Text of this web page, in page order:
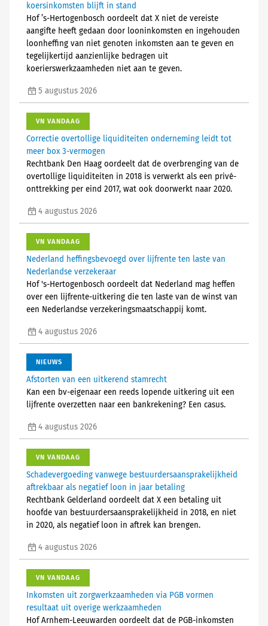
koersinkomsten blijft in stand
Hof ’s-Hertogenbosch oordeelt dat X niet de vereiste
aangifte heeft gedaan door looninkomsten en ingehouden
loonheffing van niet genoten inkomsten aan te geven en
tegelijkertijd aanzienlijke bedragen uit
koerierswerkzaamheden niet aan te geven.
5 augustus 2026
VN VANDAAG
Correctie overtollige liquiditeiten onderneming leidt tot
meer box 3-vermogen
Rechtbank Den Haag oordeelt dat de overbrenging van de
overtollige liquiditeiten in 2018 is verwerkt als een privé-
onttrekking per eind 2017, wat ook doorwerkt naar 2020.
4 augustus 2026
VN VANDAAG
Nederland heffingsbevoegd over lijfrente ten laste van
Nederlandse verzekeraar
Hof 's-Hertogenbosch oordeelt dat Nederland mag heffen
over een lijfrente-uitkering die ten laste van de winst van
een Nederlandse verzekeringsmaatschappij komt.
4 augustus 2026
NIEUWS
Afstorten van een uitkerend stamrecht
Kan een bv-eigenaar een reeds lopende uitkering uit een
lijfrente overzetten naar een bankrekening? Een casus.
4 augustus 2026
VN VANDAAG
Schadevergoeding vanwege bestuurdersaansprakelijkheid
aftrekbaar als negatief loon in jaar betaling
Rechtbank Gelderland oordeelt dat X een betaling uit
hoofde van bestuurdersaansprakelijkheid in 2018, en niet
in 2020, als negatief loon in aftrek kan brengen.
4 augustus 2026
VN VANDAAG
Inkomsten uit zorgwerkzaamheden via PGB vormen
resultaat uit overige werkzaamheden
Hof Arnhem-Leeuwarden oordeelt dat de PGB-inkomsten